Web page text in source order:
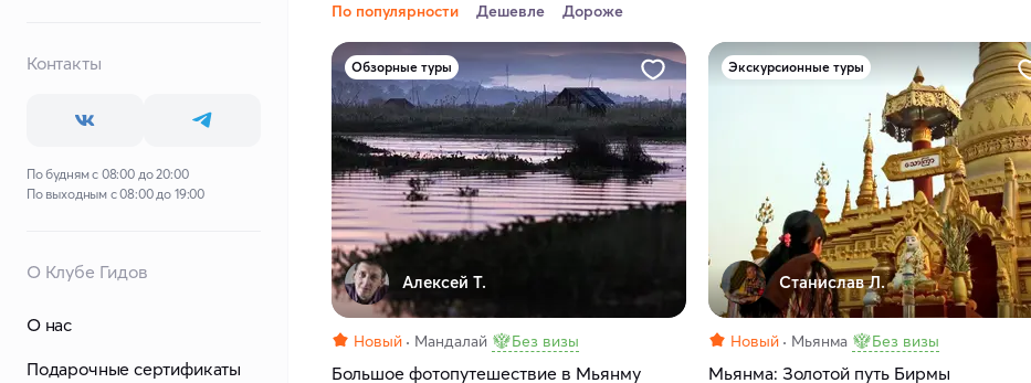
Контакты
По будням с 08:00 до 20:00
По выходным с 08:00 до 19:00
О Клубе Гидов
О нас
Подарочные сертификаты
По популярности Дешевле Дороже
Обзорные туры
Алексей Т.
Новый Мандалай Без визы
Большое фотопутешествие в Мьянму
Экскурсионные туры
Станислав Л.
Новый Мьянма Без визы
Мьянма: Золотой путь Бирмы